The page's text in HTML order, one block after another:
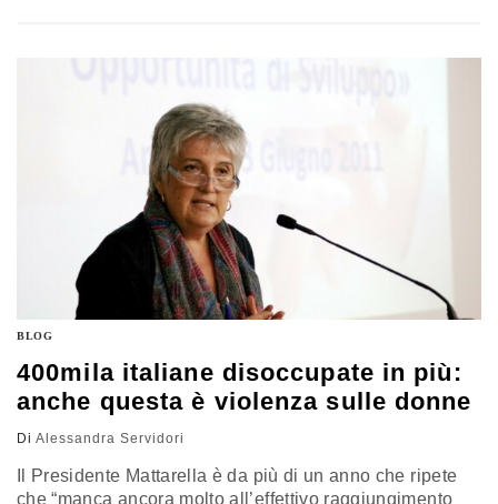
BLOG
400mila italiane disoccupate in più:
anche questa è violenza sulle donne
Di Alessandra Servidori
Il Presidente Mattarella è da più di un anno che ripete
che “manca ancora molto all’effettivo raggiungimento